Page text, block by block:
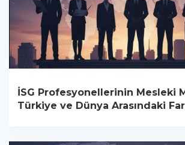
İSG Profesyonellerinin Mesleki
Türkiye ve Dünya Arasındaki